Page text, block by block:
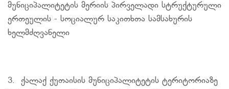
მუნიციპალიტეტის მერიის პირველადი სტრუქტურული
ერთეულის - სოციალურ საკითხთა სამსახურის
ხელმძღვანელი
3. ქალაქ ქუთაისის მუნიციპალიტეტის ტერიტორიაზე